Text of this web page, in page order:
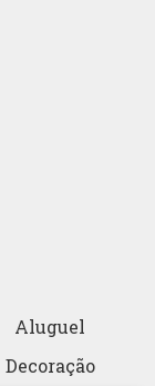
Aluguel
Decoração